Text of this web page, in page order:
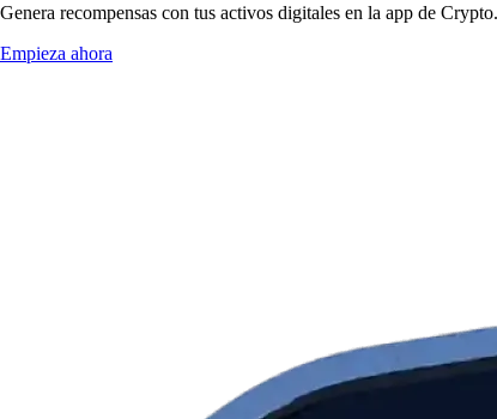
Genera recompensas con tus activos digitales en la app de
Empieza ahora